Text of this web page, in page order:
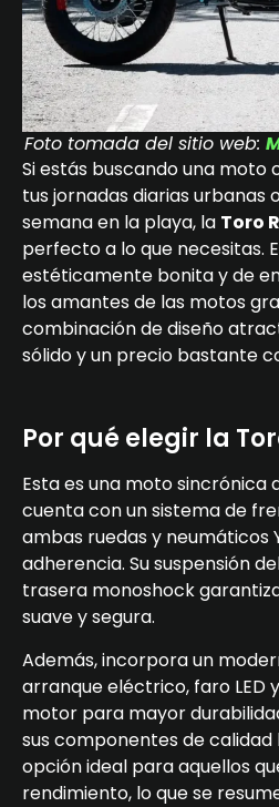
Foto tomada del sitio web:
Si estás buscando una moto
tus jornadas diarias urbanas
semana en la playa, la Toro
perfecto a lo que necesitas.
estéticamente bonita y de
los amantes de las motos
combinación de diseño
sólido y un precio bastante
Por qué elegir la
Esta es una moto sincrónica
cuenta con un sistema de
ambas ruedas y neumáticos
adherencia. Su suspensión
trasera monoshock
suave y segura.
Además, incorpora un
arranque eléctrico, faro LED
motor para mayor
sus componentes de
opción ideal para aquellos
rendimiento, lo que se